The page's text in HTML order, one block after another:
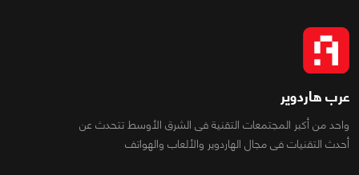
عرب هاردوير
واحد من أكبر المجتمعات التقنية فى الشرق الأوسط تتحدث عن
أحدث التقنيات فى مجال الهاردوير والألعاب والهواتف